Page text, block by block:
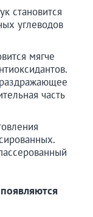
становится
углеводов
мягче
часть